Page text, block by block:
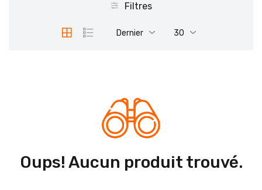
Filtres
Dernier 30
Oups! Aucun produit trouvé.